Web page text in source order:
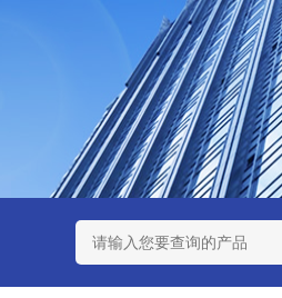
锆陶瓷研磨球 AGB-K-0.4-C01-